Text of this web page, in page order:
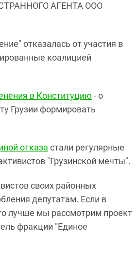
АГЕНТА ООО
отказалась от участия в
коалицией
в Конституцию - о
Грузии формировать
отказа стали регулярные
"Грузинской мечты".
своих районных
депутатам. Если в
лучше мы рассмотрим проект
фракции "Единое